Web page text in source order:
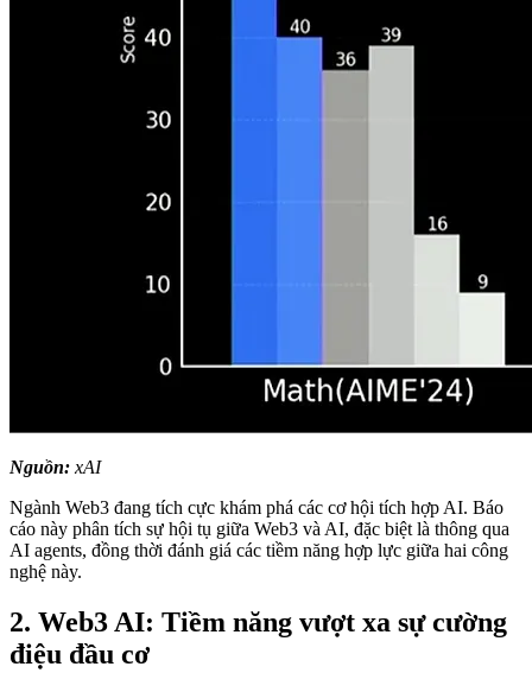
Nguồn: xAI
Ngành Web3 đang tích cực khám phá các cơ hội tích hợp AI. Báo
cáo này phân tích sự hội tụ giữa Web3 và AI, đặc biệt là thông qua
AI agents, đồng thời đánh giá các tiềm năng hợp lực giữa hai công
nghệ này.
2. Web3 AI: Tiềm năng vượt xa sự cường
điệu đầu cơ